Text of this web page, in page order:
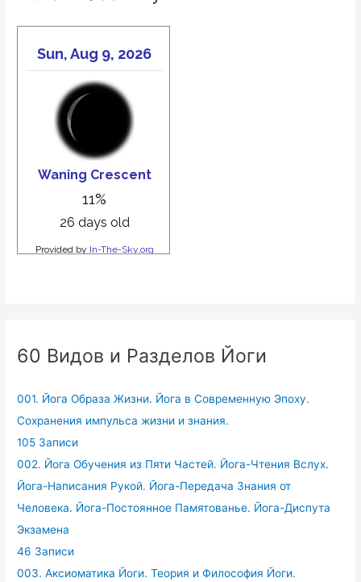
60 Видов и Разделов Йоги
001. Йога Образа Жизни. Йога в Современную Эпоху.
Сохранения импульса жизни и знания.
105 Записи
002. Йога Обучения из Пяти Частей. Йога-Чтения Вслух.
Йога-Написания Рукой. Йога-Передача Знания от
Человека. Йога-Постоянное Памятованье. Йога-Диспута
Экзамена
46 Записи
003. Аксиоматика Йоги. Теория и Философия Йоги.